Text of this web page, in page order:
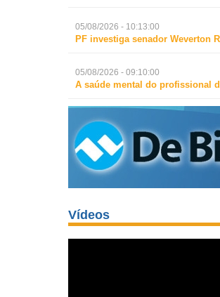
05/08/2026 - 10:13:00
PF investiga senador Weverton
05/08/2026 - 09:10:00
A saúde mental do profissional
Vídeos